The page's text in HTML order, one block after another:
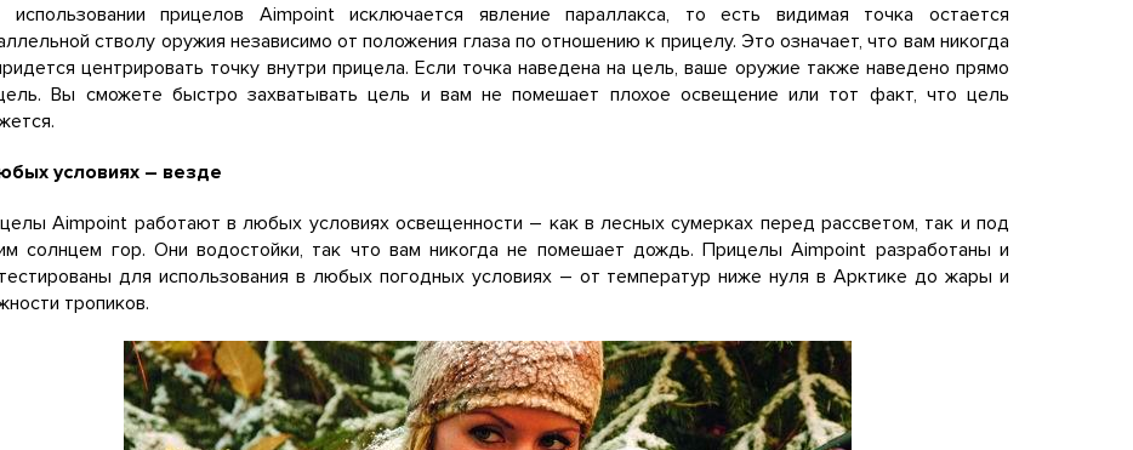
использовании прицелов Aimpoint исключается явление параллакса, то есть видимая точка остается
стволу оружия независимо от положения глаза по отношению к прицелу. Это означает, что вам никогда
центрировать точку внутри прицела. Если точка наведена на цель, ваше оружие также наведено прямо
Вы сможете быстро захватывать цель и вам не помешает плохое освещение или тот факт, что цель
условиях – везде
Aimpoint работают в любых условиях освещенности – как в лесных сумерках перед рассветом, так и под
солнцем гор. Они водостойки, так что вам никогда не помешает дождь. Прицелы Aimpoint разработаны и
для использования в любых погодных условиях – от температур ниже нуля в Арктике до жары и
тропиков.